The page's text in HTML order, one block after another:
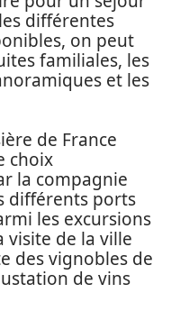
différentes
on peut
familiales, les
et les
de France
choix
la compagnie
différents ports
les excursions
visite de la ville
des vignobles de
de vins